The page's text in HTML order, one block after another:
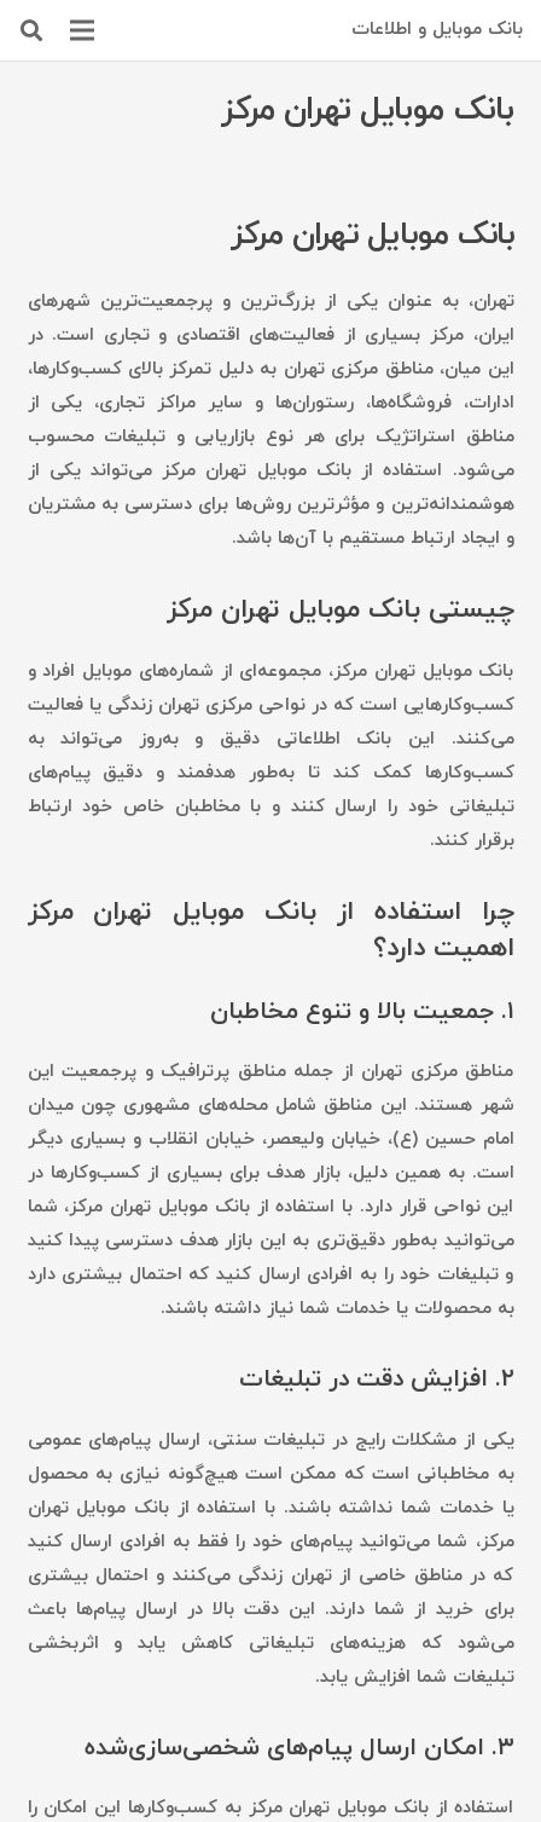
بانک موبایل و اطلاعات
بانک موبایل تهران مرکز
بانک موبایل تهران مرکز
تهران، به عنوان یکی از بزرگ‌ترین و پرجمعیت‌ترین شهرهای
ایران، مرکز بسیاری از فعالیت‌های اقتصادی و تجاری است. در
این میان، مناطق مرکزی تهران به دلیل تمرکز بالای کسب‌وکارها،
ادارات، فروشگاه‌ها، رستوران‌ها و سایر مراکز تجاری، یکی از
مناطق استراتژیک برای هر نوع بازاریابی و تبلیغات محسوب
می‌شود. استفاده از بانک موبایل تهران مرکز می‌تواند یکی از
هوشمندانه‌ترین و مؤثرترین روش‌ها برای دسترسی به مشتریان
و ایجاد ارتباط مستقیم با آن‌ها باشد.
چیستی بانک موبایل تهران مرکز
بانک موبایل تهران مرکز، مجموعه‌ای از شماره‌های موبایل افراد و
کسب‌وکارهایی است که در نواحی مرکزی تهران زندگی یا فعالیت
می‌کنند. این بانک اطلاعاتی دقیق و به‌روز می‌تواند به
کسب‌وکارها کمک کند تا به‌طور هدفمند و دقیق پیام‌های
تبلیغاتی خود را ارسال کنند و با مخاطبان خاص خود ارتباط
برقرار کنند.
چرا استفاده از بانک موبایل تهران مرکز
اهمیت دارد؟
۱. جمعیت بالا و تنوع مخاطبان
مناطق مرکزی تهران از جمله مناطق پرترافیک و پرجمعیت این
شهر هستند. این مناطق شامل محله‌های مشهوری چون میدان
امام حسین (ع)، خیابان ولیعصر، خیابان انقلاب و بسیاری دیگر
است. به همین دلیل، بازار هدف برای بسیاری از کسب‌وکارها در
این نواحی قرار دارد. با استفاده از بانک موبایل تهران مرکز، شما
می‌توانید به‌طور دقیق‌تری به این بازار هدف دسترسی پیدا کنید
و تبلیغات خود را به افرادی ارسال کنید که احتمال بیشتری دارد
به محصولات یا خدمات شما نیاز داشته باشند.
۲. افزایش دقت در تبلیغات
یکی از مشکلات رایج در تبلیغات سنتی، ارسال پیام‌های عمومی
به مخاطبانی است که ممکن است هیچ‌گونه نیازی به محصول
یا خدمات شما نداشته باشند. با استفاده از بانک موبایل تهران
مرکز، شما می‌توانید پیام‌های خود را فقط به افرادی ارسال کنید
که در مناطق خاصی از تهران زندگی می‌کنند و احتمال بیشتری
برای خرید از شما دارند. این دقت بالا در ارسال پیام‌ها باعث
می‌شود که هزینه‌های تبلیغاتی کاهش یابد و اثربخشی
تبلیغات شما افزایش یابد.
۳. امکان ارسال پیام‌های شخصی‌سازی‌شده
استفاده از بانک موبایل تهران مرکز به کسب‌وکارها این امکان را